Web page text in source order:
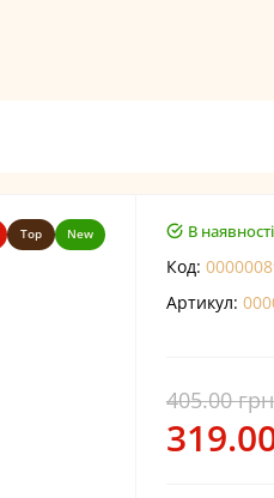
Top New В наявності
Код:
Артикул:
405.00